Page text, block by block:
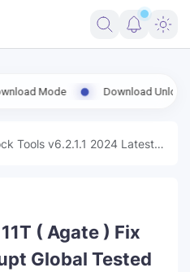
Download UnlockTool-
Tools v6.2.1.1 2024 Latest
( Agate ) Fix
Global Tested